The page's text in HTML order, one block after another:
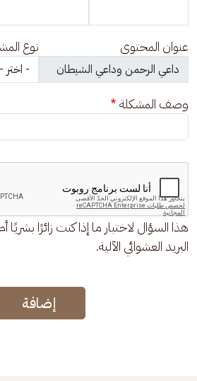
عنوان المحتوى نوع
وصف المشكلة
هذا السؤال لاختبار ما إذا كنت زائرًا
البريد العشوائي الآلية.
إضافة